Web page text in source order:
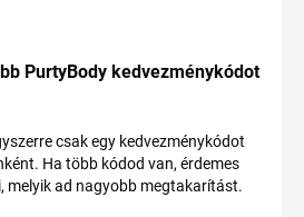
PurtyBody kedvezménykódot
csak egy kedvezménykódot
Ha több kódod van, érdemes
melyik ad nagyobb megtakarítást.